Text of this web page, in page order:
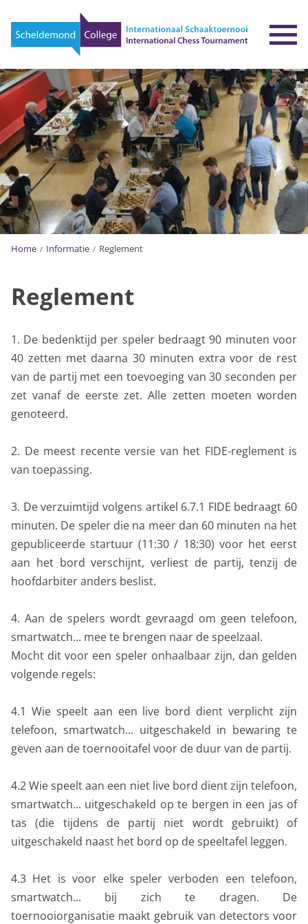
Home Informatie Reglement
Reglement
1. De bedenktijd per speler bedraagt 90 minuten voor
40 zetten met daarna 30 minuten extra voor de rest
van de partij met een toevoeging van 30 seconden per
zet vanaf de eerste zet. Alle zetten moeten worden
genoteerd.
2. De meest recente versie van het FIDE-reglement is
van toepassing.
3. De verzuimtijd volgens artikel 6.7.1 FIDE bedraagt 60
minuten. De speler die na meer dan 60 minuten na het
gepubliceerde startuur (11:30 / 18:30) voor het eerst
aan het bord verschijnt, verliest de partij, tenzij de
hoofdarbiter anders beslist.
4. Aan de spelers wordt gevraagd om geen telefoon,
smartwatch... mee te brengen naar de speelzaal.
Mocht dit voor een speler onhaalbaar zijn, dan gelden
volgende regels:
4.1 Wie speelt aan een live bord dient verplicht zijn
telefoon, smartwatch... uitgeschakeld in bewaring te
geven aan de toernooitafel voor de duur van de partij.
4.2 Wie speelt aan een niet live bord dient zijn telefoon,
smartwatch... uitgeschakeld op te bergen in een jas of
tas (die tijdens de partij niet wordt gebruikt) of
uitgeschakeld naast het bord op de speeltafel leggen.
4.3 Het is voor elke speler verboden een telefoon,
smartwatch... bij zich te dragen. De
toernooiorganisatie maakt gebruik van detectors voor